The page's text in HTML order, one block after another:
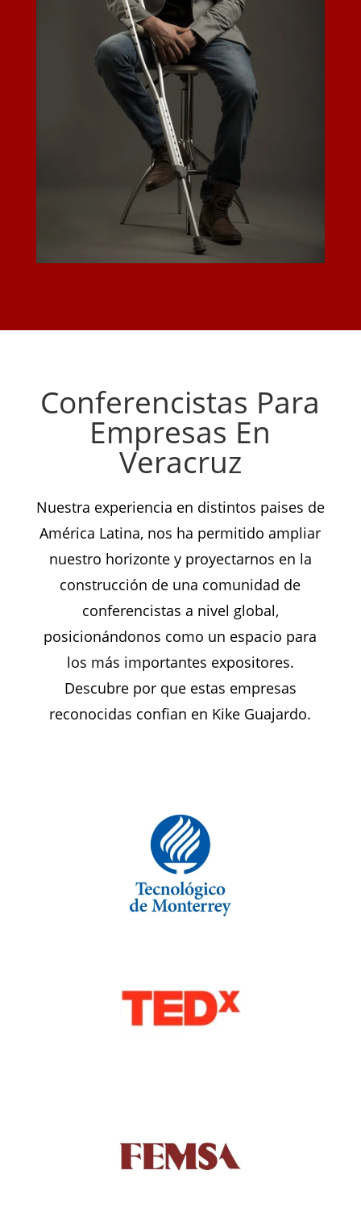
Conferencistas Para
Empresas En
Veracruz
Nuestra experiencia en distintos paises de
América Latina, nos ha permitido ampliar
nuestro horizonte y proyectarnos en la
construcción de una comunidad de
conferencistas a nivel global,
posicionándonos como un espacio para
los más importantes expositores.
Descubre por que estas empresas
reconocidas confian en Kike Guajardo.